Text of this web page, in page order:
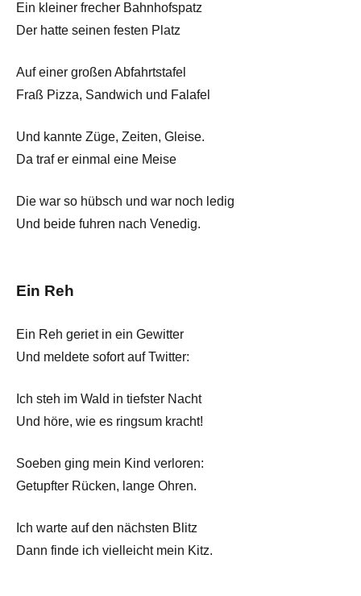
Ein kleiner frecher Bahnhofspatz
Der hatte seinen festen Platz
Auf einer großen Abfahrtstafel
Fraß Pizza, Sandwich und Falafel
Und kannte Züge, Zeiten, Gleise.
Da traf er einmal eine Meise
Die war so hübsch und war noch ledig
Und beide fuhren nach Venedig.
Ein Reh
Ein Reh geriet in ein Gewitter
Und meldete sofort auf Twitter:
Ich steh im Wald in tiefster Nacht
Und höre, wie es ringsum kracht!
Soeben ging mein Kind verloren:
Getupfter Rücken, lange Ohren.
Ich warte auf den nächsten Blitz
Dann finde ich vielleicht mein Kitz.